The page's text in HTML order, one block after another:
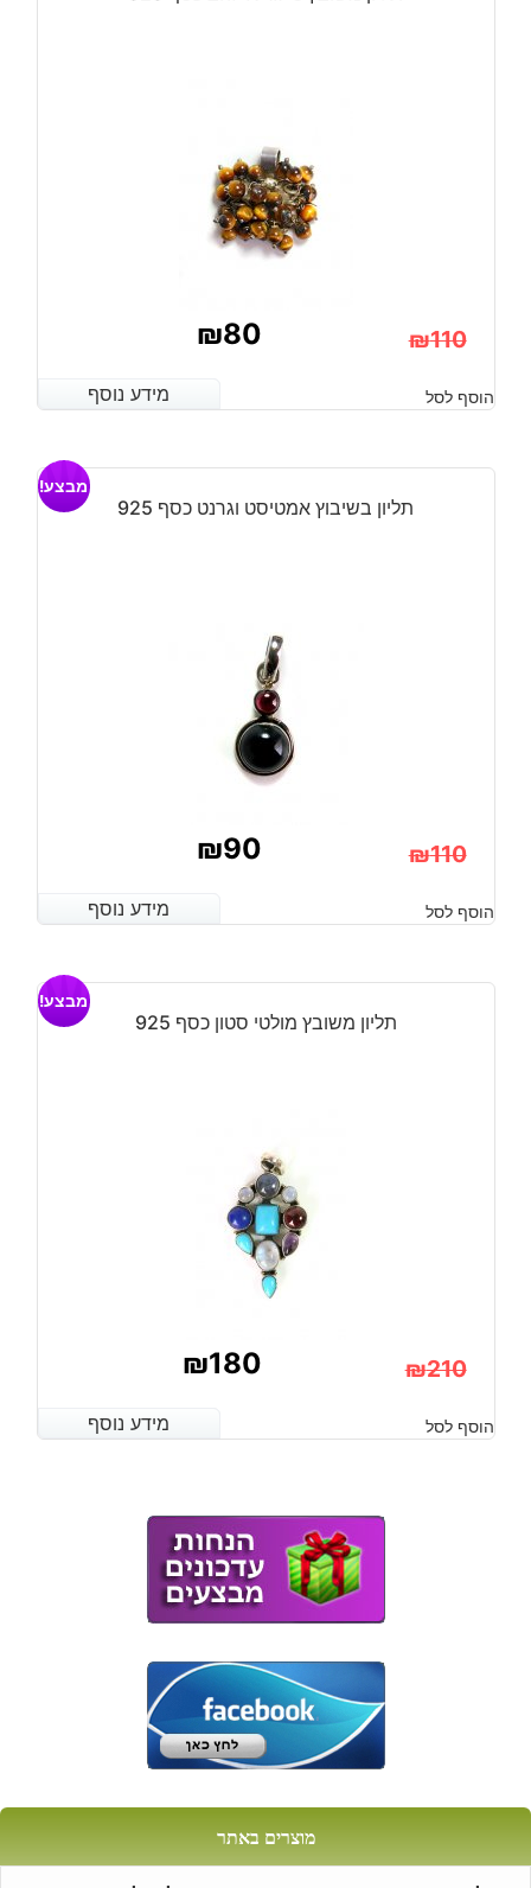
₪110
המקורי
היה:
₪110.
₪80
הנוכחי
הוא:
₪80.
מידע נוסף הוסף לסל מידע נוסף
תליון בשיבוץ אמטיסט וגרנט כסף 925
מבצע!
₪110
המקורי
היה:
₪90
הנוכחי
הוא:
מידע נוסף הוסף לסל מידע נוסף
תליון משובץ מולטי סטון כסף 925
מבצע!
₪210
המקורי
₪180
הנוכחי
מידע נוסף הוסף לסל מידע נוסף
מוצרים באתר